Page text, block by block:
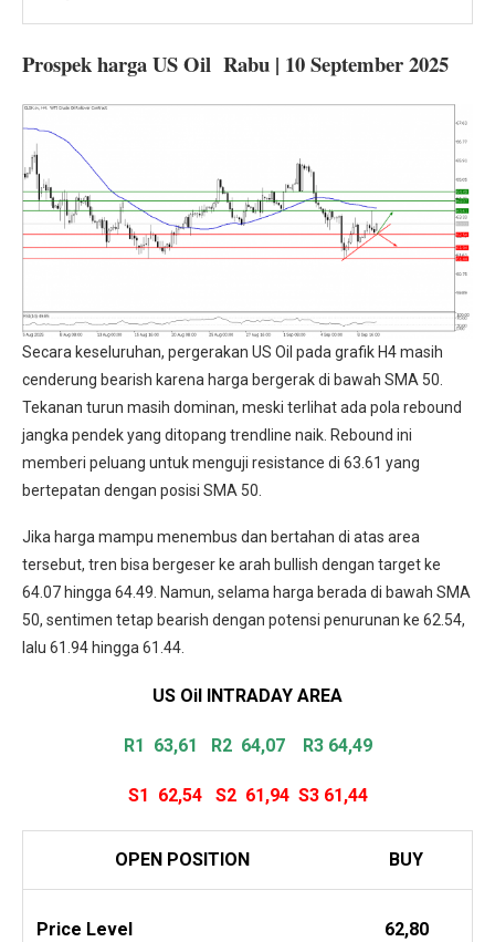
Prospek harga US Oil Rabu | 10 September 2025
Secara keseluruhan, pergerakan US Oil pada grafik H4 masih
cenderung bearish karena harga bergerak di bawah SMA 50.
Tekanan turun masih dominan, meski terlihat ada pola rebound
jangka pendek yang ditopang trendline naik. Rebound ini
memberi peluang untuk menguji resistance di 63.61 yang
bertepatan dengan posisi SMA 50.
Jika harga mampu menembus dan bertahan di atas area
tersebut, tren bisa bergeser ke arah bullish dengan target ke
64.07 hingga 64.49. Namun, selama harga berada di bawah SMA
50, sentimen tetap bearish dengan potensi penurunan ke 62.54,
lalu 61.94 hingga 61.44.
US Oil INTRADAY AREA
R1 63,61 R2 64,07 R3 64,49
S1 62,54S2 61,94 S3 61,44
OPEN POSITION BUY
Price Level 62,80